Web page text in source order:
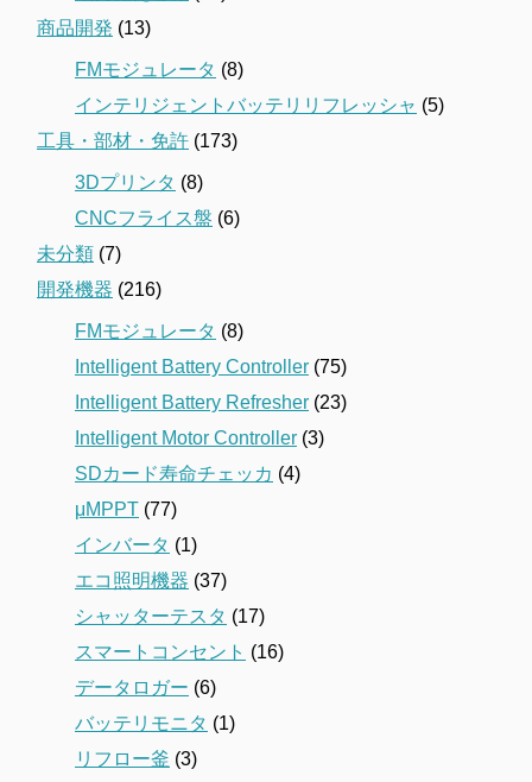
商品開発 (13)
FMモジュレータ (8)
インテリジェントバッテリリフレッシャ (5)
工具・部材・免許 (173)
3Dプリンタ (8)
CNCフライス盤 (6)
未分類 (7)
開発機器 (216)
FMモジュレータ (8)
Intelligent Battery Controller (75)
Intelligent Battery Refresher (23)
Intelligent Motor Controller (3)
SDカード寿命チェッカ (4)
μMPPT (77)
インバータ (1)
エコ照明機器 (37)
シャッターテスタ (17)
スマートコンセント (16)
データロガー (6)
バッテリモニタ (1)
リフロー釜 (3)